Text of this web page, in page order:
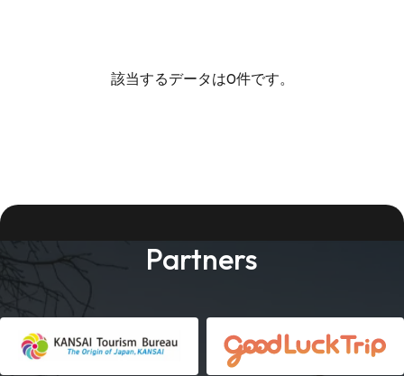
該当するデータは0件です。
Partners